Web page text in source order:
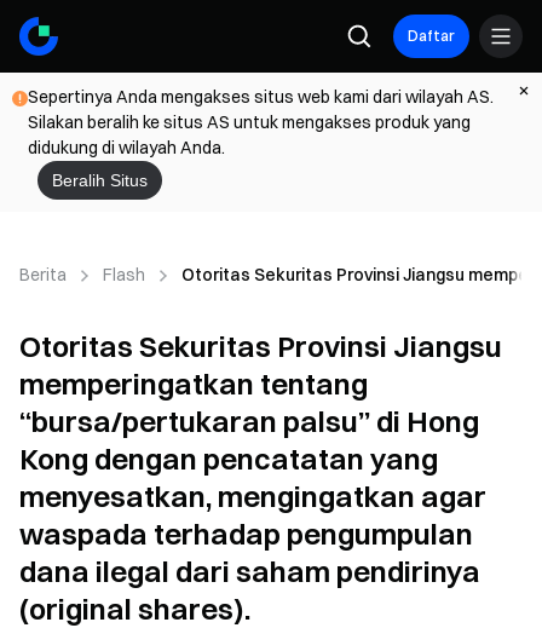
Daftar
Sepertinya Anda mengakses situs web kami dari wilayah AS.
Silakan beralih ke situs AS untuk mengakses produk yang
didukung di wilayah Anda.
Beralih Situs
Berita Flash Otoritas Sekuritas Provinsi Jiangsu
Otoritas Sekuritas Provinsi Jiangsu
memperingatkan tentang
“bursa/pertukaran palsu” di Hong
Kong dengan pencatatan yang
menyesatkan, mengingatkan agar
waspada terhadap pengumpulan
dana ilegal dari saham pendirinya
(original shares).